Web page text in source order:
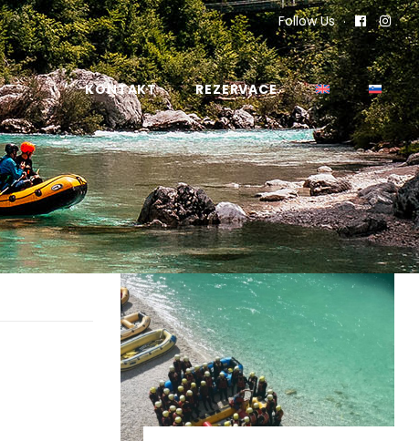
Follow Us
KONTAKT REZERVACE